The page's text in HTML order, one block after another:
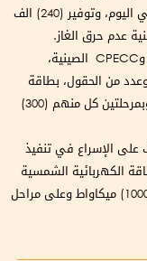
وإنتاج (163) مليون قدم مكعب قياسي من الغاز في اليوم، وتوفير (240) الف
عدم حرق الغاز.
رابعاً/ عقد محطة معالجة الغاز بين توتال الفرنسية وCPECC الصينية،
من الحقول، بطاقة
كلية (600) مليون قدم مكعب قياسي في اليوم، وبمرحلتين كل منهم (300)
على الإسراع في تنفيذ
الكهربائية الشمسية
النظيفة لرفد الشبكة الكهربائية الوطنية بطاقة (1000) ميكاواط وعلى مراحل